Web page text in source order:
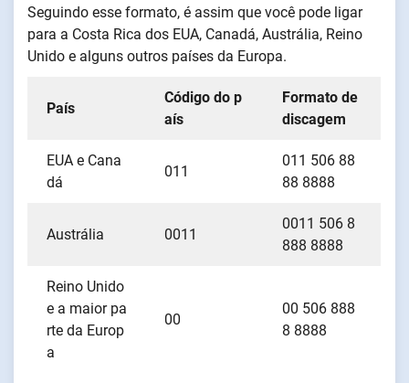
Seguindo esse formato, é assim que você pode ligar
para a Costa Rica dos EUA, Canadá, Austrália, Reino
Unido e alguns outros países da Europa.
País
Código do p
aís
Formato de
discagem
EUA e Cana
dá
011
011 506 88
88 8888
Austrália 0011
0011 506 8
888 8888
Reino Unido
e a maior pa
rte da Europ
a
00
00 506 888
8 8888